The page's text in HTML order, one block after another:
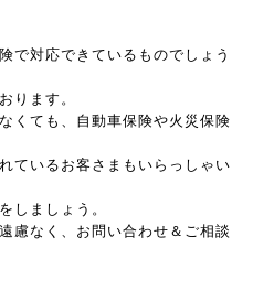
で対応できているものでしょう
ります。
くても、自動車保険や火災保険
ているお客さまもいらっしゃい
しましょう。
慮なく、お問い合わせ＆ご相談